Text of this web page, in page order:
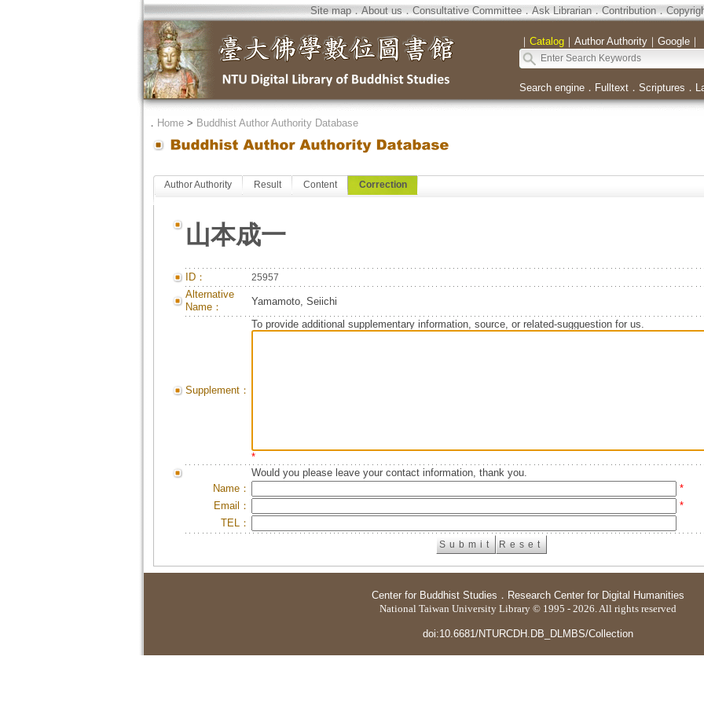
Site map．About us．Consultative Committee．Ask Librarian．Contribution．
｜ Catalog｜ Author Authority｜ Google｜
Search engine． Fulltext． Scriptures ．
． Home> Buddhist Author Authority Database
Author Authority Result Content Correction
山本成一
ID： 25957
Alternative
Name：
Yamamoto, Seiichi
Supplement：
To provide additional supplementary information, source, or related-sugguestion for us.
*
Would you please leave your contact information, thank you.
Name：
*
Email：
*
TEL：
Center for Buddhist Studies ． Research Center for Digital Humanities
National Taiwan University Library © 1995 - 2026. All rights reserved
doi:10.6681/NTURCDH.DB_DLMBS/Collection